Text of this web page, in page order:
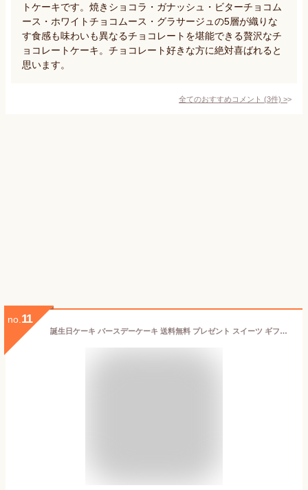
トケーキです。焼きショコラ・ガナッシュ・ビターチョコム
ース・ホワイトチョコムース・グラサージュの5層が織りな
す食感も味わいも異なるチョコレートを堪能できる贅沢なチ
ョコレートケーキ。チョコレート好きな方に絶対喜ばれると
思います。
全てのおすすめコメント (3件) >
no. 11
誕生日ケーキ バースデーケーキ 送料無料 プレゼント スイーツ ギフト ザッハトルテ 4号 5号 かわいい クマ くま ケーキ チョコレート ケーキ チョコケーキ パーティー 大人 子供 記念日 お祝い 内祝い 出産祝い お礼 お返し お取り寄せ お菓子 冷凍